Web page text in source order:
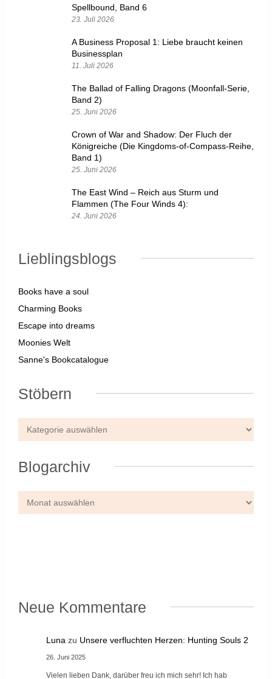
Spellbound, Band 6
23. Juli 2026
A Business Proposal 1: Liebe braucht keinen
Businessplan
11. Juli 2026
The Ballad of Falling Dragons (Moonfall-Serie,
Band 2)
25. Juni 2026
Crown of War and Shadow: Der Fluch der
Königreiche (Die Kingdoms-of-Compass-Reihe,
Band 1)
25. Juni 2026
The East Wind – Reich aus Sturm und
Flammen (The Four Winds 4):
24. Juni 2026
Lieblingsblogs
Books have a soul
Charming Books
Escape into dreams
Moonies Welt
Sanne's Bookcatalogue
Stöbern
Blogarchiv
Neue Kommentare
Luna zu Unsere verfluchten Herzen: Hunting Souls 2
26. Juni 2025
Vielen lieben Dank, darüber freu ich mich sehr! Ich hab